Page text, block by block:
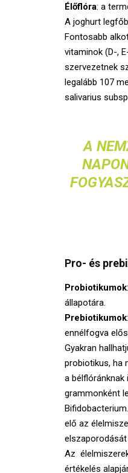
Élőflóra: a
A joghurt
Fontosabb
vitaminok (D-,
szervezetnek
legalább 107
salivarius
A
Pro- és
Probiotikumok
állapotára.
Prebiotikumok
ennélfogva
Gyakran
probiotikus, ha
a
grammonként
elő az
elszaporodását
Az
értékelés